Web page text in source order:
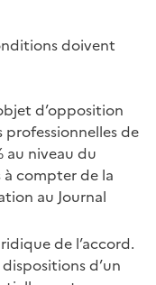
doivent
d’opposition
professionnelles de
au niveau du
à compter de la
au Journal
de l’accord.
d’un